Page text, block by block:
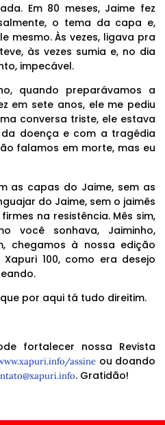
Em 80 meses, Jaime fez
o tema da capa e,
mesmo. Às vezes, ligava pra
às vezes sumia e, no dia
impecável.
quando preparávamos a
em sete anos, ele me pediu
conversa triste, ele estava
doença e com a tragédia
falamos em morte, mas eu
as capas do Jaime, sem as
do Jaime, sem o jaimês
na resistência. Mês sim,
você sonhava, Jaiminho,
chegamos à nossa edição
Xapuri 100, como era desejo
por aqui tá tudo direitim.
fortalecer nossa Revista
assine ou doando
. Gratidão!